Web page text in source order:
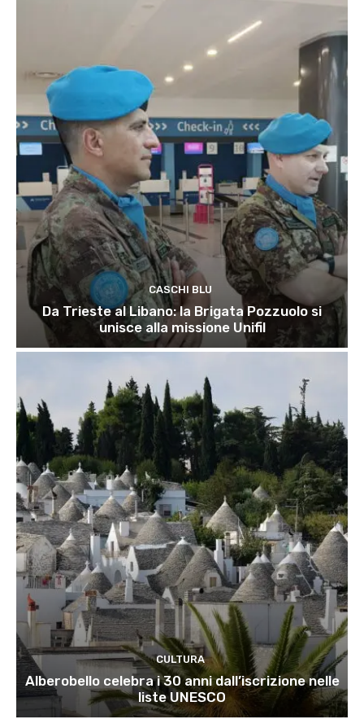
CASCHI BLU
Da Trieste al Libano: la Brigata Pozzuolo si
unisce alla missione Unifil
CULTURA
Alberobello celebra i 30 anni dall’iscrizione nelle
liste UNESCO